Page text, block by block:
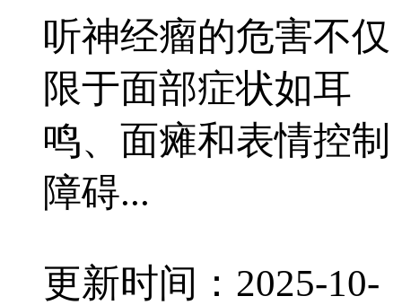
听神经瘤的危害不仅
限于面部症状如耳
鸣、面瘫和表情控制
障碍...
更新时间：2025-10-